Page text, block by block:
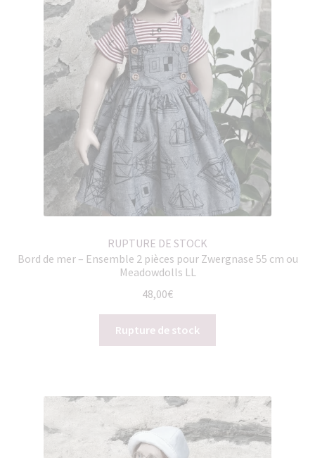
RUPTURE DE STOCK
Bord de mer – Ensemble 2 pièces pour Zwergnase 55 cm ou
Meadowdolls LL
48,00€
Rupture de stock